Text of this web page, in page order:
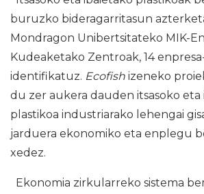
buruzko bideragarritasun
Mondragon Unibertsitateko MIK-
Kudeaketako Zentroak, 14
identifikatuz. Ecofish izeneko
du zer aukera dauden itsasoko eta
plastikoa industriarako lehengai
jarduera ekonomiko eta enplegu
xedez.
Ekonomia zirkularreko sistema